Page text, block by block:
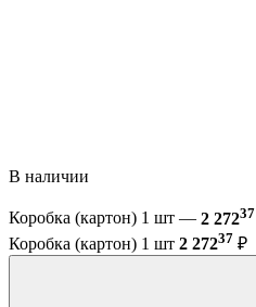
В наличии
Коробка (картон) 1 шт — 2 27237
Коробка (картон) 1 шт 2 27237 ₽